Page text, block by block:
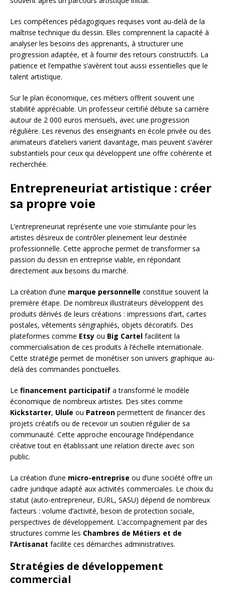
Les compétences pédagogiques requises vont au-delà de la
maîtrise technique du dessin. Elles comprennent la capacité à
analyser les besoins des apprenants, à structurer une
progression adaptée, et à fournir des retours constructifs. La
patience et l’empathie s’avèrent tout aussi essentielles que le
talent artistique.
Sur le plan économique, ces métiers offrent souvent une
stabilité appréciable. Un professeur certifié débute sa carrière
autour de 2 000 euros mensuels, avec une progression
régulière. Les revenus des enseignants en école privée ou des
animateurs d’ateliers varient davantage, mais peuvent s’avérer
substantiels pour ceux qui développent une offre cohérente et
recherchée.
Entrepreneuriat artistique : créer
sa propre voie
L’entrepreneuriat représente une voie stimulante pour les
artistes désireux de contrôler pleinement leur destinée
professionnelle. Cette approche permet de transformer sa
passion du dessin en entreprise viable, en répondant
directement aux besoins du marché.
La création d’une marque personnelle constitue souvent la
première étape. De nombreux illustrateurs développent des
produits dérivés de leurs créations : impressions d’art, cartes
postales, vêtements sérigraphiés, objets décoratifs. Des
plateformes comme Etsy ou Big Cartel facilitent la
commercialisation de ces produits à l’échelle internationale.
Cette stratégie permet de monétiser son univers graphique au-
delà des commandes ponctuelles.
Le financement participatif a transformé le modèle
économique de nombreux artistes. Des sites comme
Kickstarter, Ulule ou Patreon permettent de financer des
projets créatifs ou de recevoir un soutien régulier de sa
communauté. Cette approche encourage l’indépendance
créative tout en établissant une relation directe avec son
public.
La création d’une micro-entreprise ou d’une société offre un
cadre juridique adapté aux activités commerciales. Le choix du
statut (auto-entrepreneur, EURL, SASU) dépend de nombreux
facteurs : volume d’activité, besoin de protection sociale,
perspectives de développement. L’accompagnement par des
structures comme les Chambres de Métiers et de
l’Artisanat facilite ces démarches administratives.
Stratégies de développement
commercial